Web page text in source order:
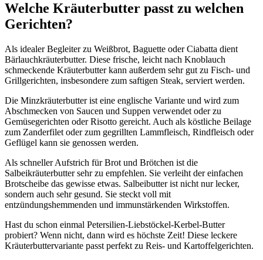
Welche Kräuterbutter passt zu welchen
Gerichten?
Als idealer Begleiter zu Weißbrot, Baguette oder Ciabatta dient
Bärlauchkräuterbutter. Diese frische, leicht nach Knoblauch
schmeckende Kräuterbutter kann außerdem sehr gut zu Fisch- und
Grillgerichten, insbesondere zum saftigen Steak, serviert werden.
Die Minzkräuterbutter ist eine englische Variante und wird zum
Abschmecken von Saucen und Suppen verwendet oder zu
Gemüsegerichten oder Risotto gereicht. Auch als köstliche Beilage
zum Zanderfilet oder zum gegrillten Lammfleisch, Rindfleisch oder
Geflügel kann sie genossen werden.
Als schneller Aufstrich für Brot und Brötchen ist die
Salbeikräuterbutter sehr zu empfehlen. Sie verleiht der einfachen
Brotscheibe das gewisse etwas. Salbeibutter ist nicht nur lecker,
sondern auch sehr gesund. Sie steckt voll mit
entzündungshemmenden und immunstärkenden Wirkstoffen.
Hast du schon einmal Petersilien-Liebstöckel-Kerbel-Butter
probiert? Wenn nicht, dann wird es höchste Zeit! Diese leckere
Kräuterbuttervariante passt perfekt zu Reis- und Kartoffelgerichten.